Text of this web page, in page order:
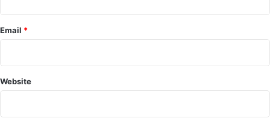
Email *
Website